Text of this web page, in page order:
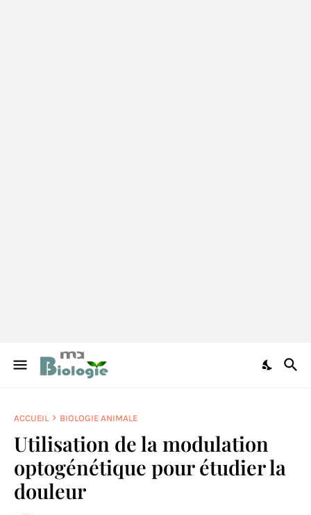
ACCUEIL BIOLOGIE ANIMALE
Utilisation de la modulation
optogénétique pour étudier la
douleur